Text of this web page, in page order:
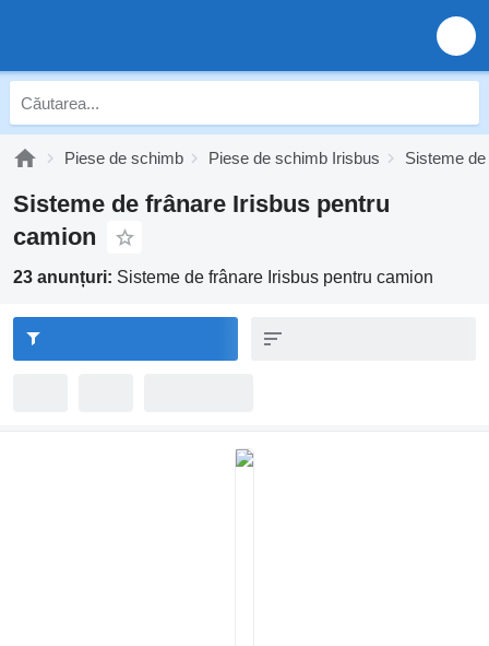
Piese de schimb Piese de schimb Irisbus Sisteme
Sisteme de frânare Irisbus pentru
camion
23 anunțuri: Sisteme de frânare Irisbus pentru camion